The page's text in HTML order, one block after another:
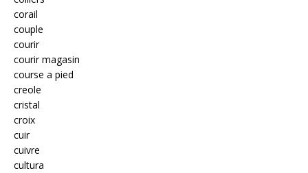
corail
couple
courir
courir magasin
course a pied
creole
cristal
croix
cuir
cuivre
cultura